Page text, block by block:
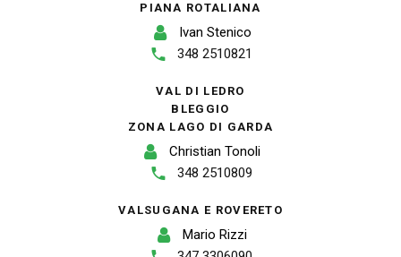
PIANA ROTALIANA
Ivan Stenico
348 2510821
VAL DI LEDRO
BLEGGIO
ZONA LAGO DI GARDA
Christian Tonoli
348 2510809
VALSUGANA E ROVERETO
Mario Rizzi